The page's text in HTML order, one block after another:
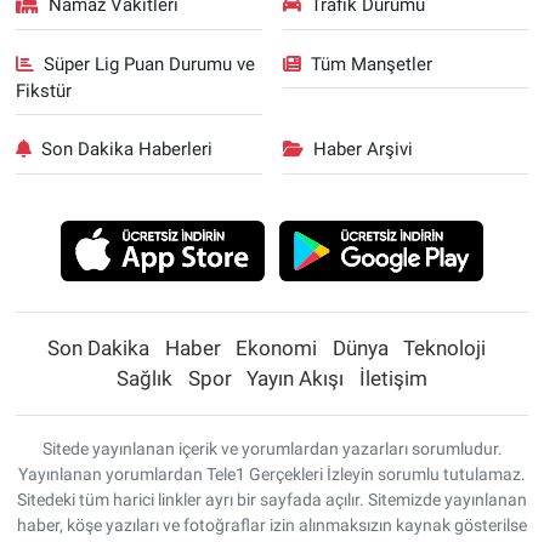
Namaz Vakitleri Trafik Durumu
Süper Lig Puan Durumu ve
Fikstür
Tüm Manşetler
Son Dakika Haberleri Haber Arşivi
Son Dakika Haber Ekonomi Dünya
Teknoloji
Sağlık
Spor Yayın Akışı İletişim
Sitede yayınlanan içerik ve yorumlardan yazarları sorumludur.
Yayınlanan yorumlardan Tele1 Gerçekleri İzleyin sorumlu tutulamaz.
Sitedeki tüm harici linkler ayrı bir sayfada açılır. Sitemizde yayınlanan
haber, köşe yazıları ve fotoğraflar izin alınmaksızın kaynak gösterilse